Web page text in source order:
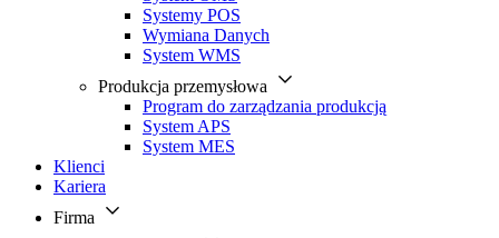
Systemy POS
Wymiana Danych
System WMS
Produkcja przemysłowa
Program do zarządzania produkcją
System APS
System MES
Klienci
Kariera
Firma